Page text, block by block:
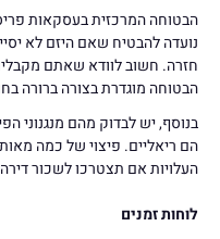
הבטוחה המרכזית בעסקאות
נועדה להבטיח שאם היזם לא
חזרה. חשוב לוודא שאתם
הבטוחה מוגדרת בצורה ברורה
בנוסף, יש לבדוק מהם מנגנוני
הם ריאליים. פיצוי של כמה
העלויות אם תצטרכו לשכור
לוחות זמנים